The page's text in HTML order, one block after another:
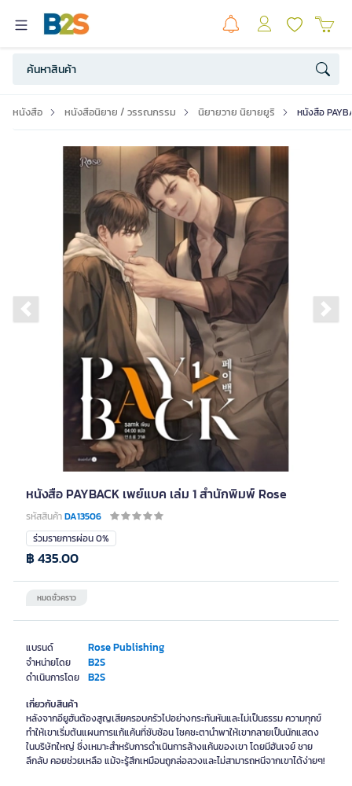
หนังสือ หนังสือนิยาย / วรรณกรรม นิยายวาย นิยายยูริ หนังสือ
Previous slide
หนังสือ PAYBACK เพย์แบค เล่ม 1 สำนักพิมพ์ Rose
รหัสสินค้าDA13506
แบรนด์ Rose Publishing
จำหน่ายโดย B2S
ดำเนินการโดย B2S
ร่วมรายการผ่อน 0%
หมดชั่วคราว
฿ 435.00
เกี่ยวกับสินค้า
หลังจากอียูฮันต้องสูญเสียครอบครัวไปอย่างกระทันหันและไม่เป็นธรรม ความทุกข์
ทำให้เขาเริ่มต้นแผนการแก้แค้นที่ซับซ้อน โชคชะตานำพาให้เขากลายเป็นนักแสดง
ในบริษัทใหญ่ ซึ่งเหมาะสำหรับการดำเนินการล้างแค้นของเขา โดยมีฮันเจย์ ชาย
ลึกลับ คอยช่วยเหลือ แม้จะรู้สึกเหมือนถูกล่อลวงและไม่สามารถหนีจากเขาได้ง่ายๆ!